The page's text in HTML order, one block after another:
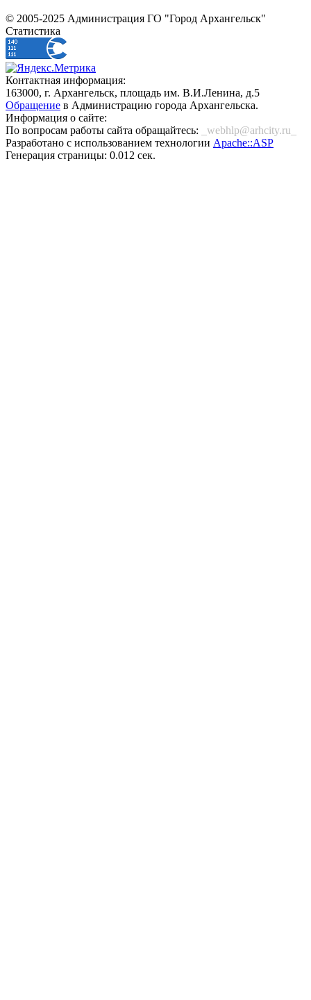
© 2005-2025 Администрация ГО "Город Архангельск"
Статистика
Контактная информация:
163000, г. Архангельск, площадь им. В.И.Ленина, д.5
Обращение в Администрацию города Архангельска.
Информация о сайте:
По вопросам работы сайта обращайтесь:
_webhlp@arhcity.ru_
Разработано с использованием технологии Apache::ASP
Генерация страницы: 0.012 сек.